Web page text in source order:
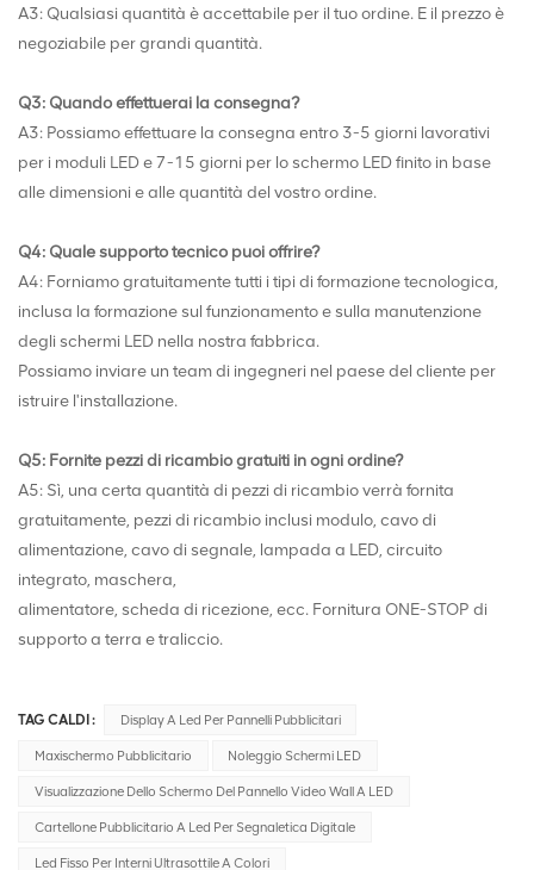
A3: Qualsiasi quantità è accettabile per il tuo ordine. E il prezzo è
negoziabile per grandi quantità.
Q3: Quando effettuerai la consegna?
A3: Possiamo effettuare la consegna entro 3-5 giorni lavorativi
per i moduli LED e 7-15 giorni per lo schermo LED finito in base
alle dimensioni e alle quantità del vostro ordine.
Q4: Quale supporto tecnico puoi offrire?
A4: Forniamo gratuitamente tutti i tipi di formazione tecnologica,
inclusa la formazione sul funzionamento e sulla manutenzione
degli schermi LED nella nostra fabbrica.
Possiamo inviare un team di ingegneri nel paese del cliente per
istruire l'installazione.
Q5: Fornite pezzi di ricambio gratuiti in ogni ordine?
A5: Sì, una certa quantità di pezzi di ricambio verrà fornita
gratuitamente, pezzi di ricambio inclusi modulo, cavo di
alimentazione, cavo di segnale, lampada a LED, circuito
integrato, maschera,
alimentatore, scheda di ricezione, ecc. Fornitura ONE-STOP di
supporto a terra e traliccio.
TAG CALDI : Display A Led Per Pannelli Pubblicitari
Maxischermo Pubblicitario Noleggio Schermi LED
Visualizzazione Dello Schermo Del Pannello Video Wall A LED
Cartellone Pubblicitario A Led Per Segnaletica Digitale
Led Fisso Per Interni Ultrasottile A Colori